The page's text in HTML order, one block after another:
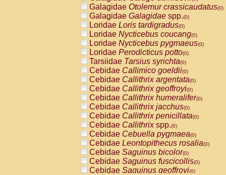
Galagidae Otolemur crassicaudatus(0)
Galagidae Galagidae spp.(0)
Loridae Loris tardigradus(0)
Loridae Nycticebus coucang(0)
Loridae Nycticebus pygmaeus(0)
Loridae Perodicticus potto(0)
Tarsiidae Tarsius syrichta(0)
Cebidae Callimico goeldii(0)
Cebidae Callithrix argentata(0)
Cebidae Callithrix geoffroyi(0)
Cebidae Callithrix humeralifer(0)
Cebidae Callithrix jacchus(0)
Cebidae Callithrix penicillata(0)
Cebidae Callithrixspp.(0)
Cebidae Cebuella pygmaea(0)
Cebidae Leontopithecus rosalia(0)
Cebidae Saguinus bicolor(0)
Cebidae Saguinus fuscicollis(0)
Cebidae Saguinus geoffroyi(0)